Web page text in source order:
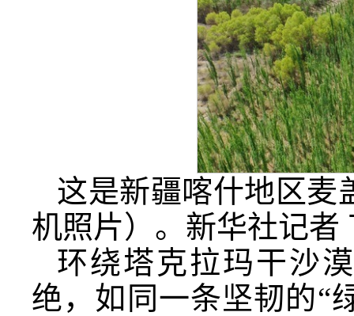
这是新疆喀什地区麦
机照片）。新华社记者
环绕塔克拉玛干沙
绝，如同一条坚韧的“